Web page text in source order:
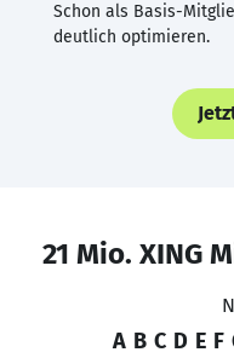
Schon als Basis-
deutlich optimieren.
21 Mio. XING
A B C D E F